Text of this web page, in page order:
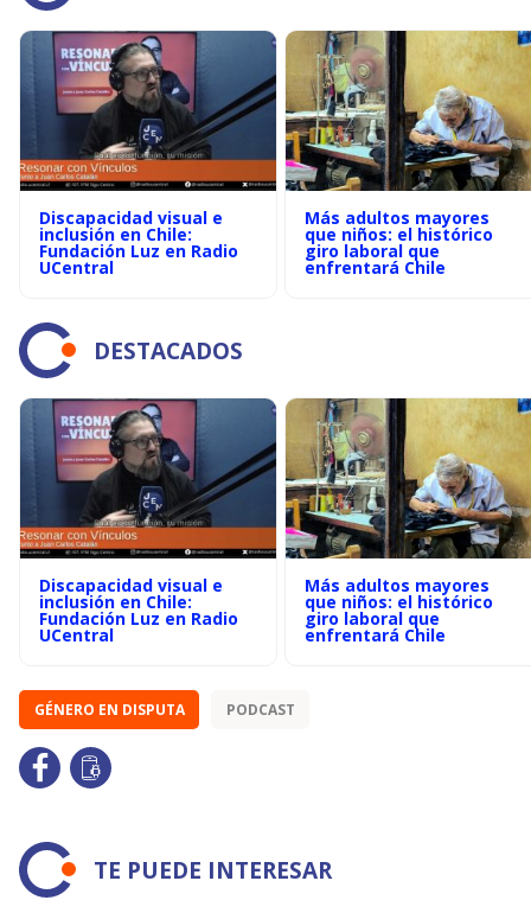
Discapacidad visual e
inclusión en Chile:
Fundación Luz en Radio
UCentral
Más adultos mayores
que niños: el histórico
giro laboral que
enfrentará Chile
DESTACADOS
Discapacidad visual e
inclusión en Chile:
Fundación Luz en Radio
UCentral
Más adultos mayores
que niños: el histórico
giro laboral que
enfrentará Chile
GÉNERO EN DISPUTA PODCAST
TE PUEDE INTERESAR